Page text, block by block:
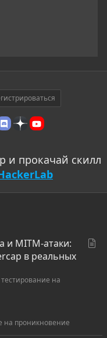
и прокачай скилл
и MITM-атаки:
в реальных
на
на проникновение